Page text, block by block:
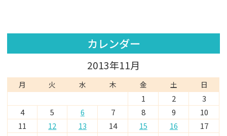
カレンダー
2013年11月
月 火 水 木 金 土 日
1 2
3
4
5 6 7 8 9
10
11
12 13 14 15 16
17